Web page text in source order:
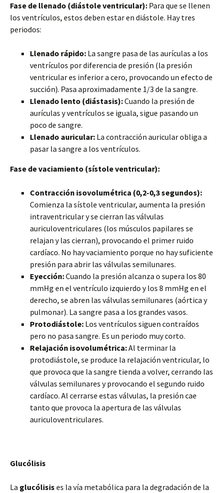
Fase de llenado (diástole ventricular): Para que se llenen
los ventrículos, estos deben estar en diástole. Hay tres
periodos:
Llenado rápido: La sangre pasa de las aurículas a los
ventrículos por diferencia de presión (la presión
ventricular es inferior a cero, provocando un efecto de
succión). Pasa aproximadamente 1/3 de la sangre.
Llenado lento (diástasis):Cuando la presión de
aurículas y ventrículos se iguala, sigue pasando un
poco de sangre.
Llenado auricular: La contracción auricular obliga a
pasar la sangre a los ventrículos.
Fase de vaciamiento (sístole ventricular):
Contracción isovolumétrica (0,2-0,3 segundos):
Comienza la sístole ventricular, aumenta la presión
intraventricular y se cierran las válvulas
auriculoventriculares (los músculos papilares se
relajan y las cierran), provocando el primer ruido
cardíaco. No hay vaciamiento porque no hay suficiente
presión para abrir las válvulas semilunares.
Eyección:Cuando la presión alcanza o supera los 80
mmHg en el ventrículo izquierdo y los 8 mmHg en el
derecho, se abren las válvulas semilunares (aórtica y
pulmonar). La sangre pasa a los grandes vasos.
Protodiástole: Los ventrículos siguen contraídos
pero no pasa sangre. Es un periodo muy corto.
Relajación isovolumétrica:Al terminar la
protodiástole, se produce la relajación ventricular, lo
que provoca que la sangre tienda a volver, cerrando las
válvulas semilunares y provocando el segundo ruido
cardíaco. Al cerrarse estas válvulas, la presión cae
tanto que provoca la apertura de las válvulas
auriculoventriculares.
Glucólisis
La glucólisis es la vía metabólica para la degradación de la